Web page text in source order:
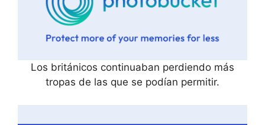
Los británicos continuaban perdiendo más
tropas de las que se podían permitir.